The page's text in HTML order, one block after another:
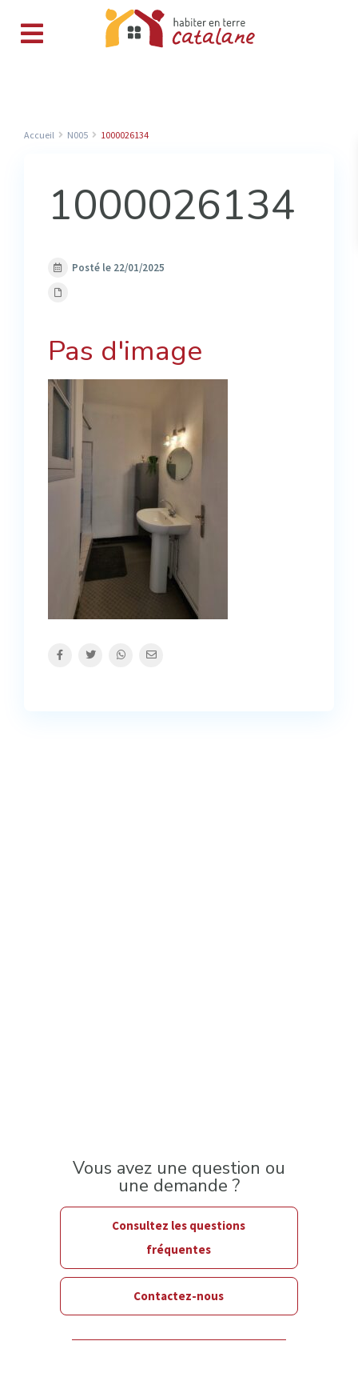
Accueil N005 1000026134
1000026134
Posté le 22/01/2025
Pas d'image
Vous avez une question ou
une demande ?
Consultez les questions
fréquentes
Contactez-nous